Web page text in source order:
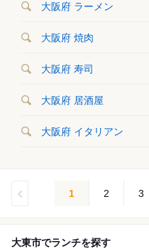
大阪府 ラーメン
大阪府 焼肉
大阪府 寿司
大阪府 居酒屋
大阪府 イタリアン
1 2 3
大東市でランチを探す